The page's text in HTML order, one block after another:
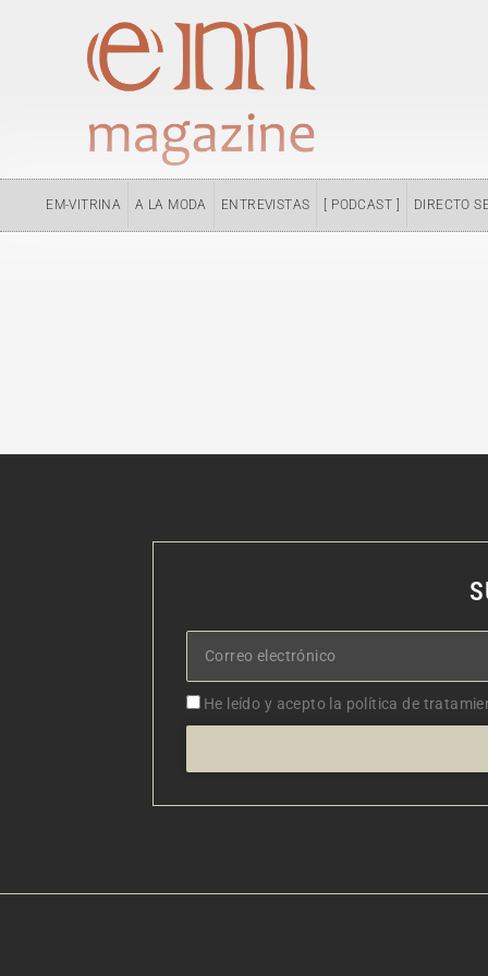
EM-VITRINA A LA MODA ENTREVISTAS [ PODCAST ] DIRECTO
Correo
electrónico
Aceptacion
He leído y acepto la política de